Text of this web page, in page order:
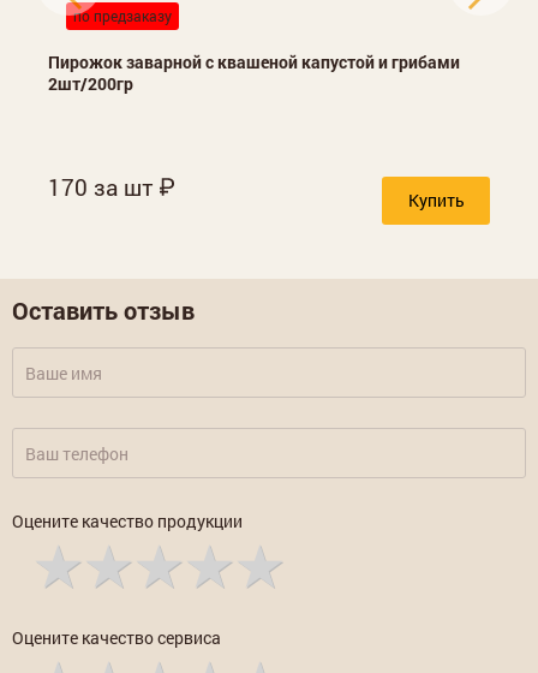
по предзаказу
Пирожок заварной с квашеной капустой и грибами
2шт/200гр
170 за шт Купить
Оставить отзыв
Оцените качество продукции
Оцените качество сервиса